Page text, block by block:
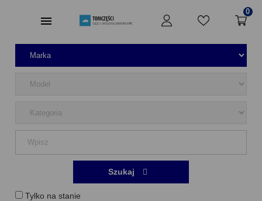
0
Tylko na stanie
Szukaj